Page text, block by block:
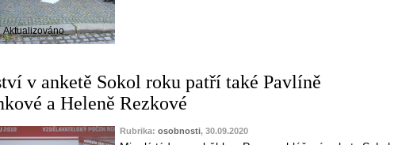
Aktualizováno
v anketě Sokol roku patří také Pavlíně
a Heleně Rezkové
Rubrika: osobnosti, 30.09.2020